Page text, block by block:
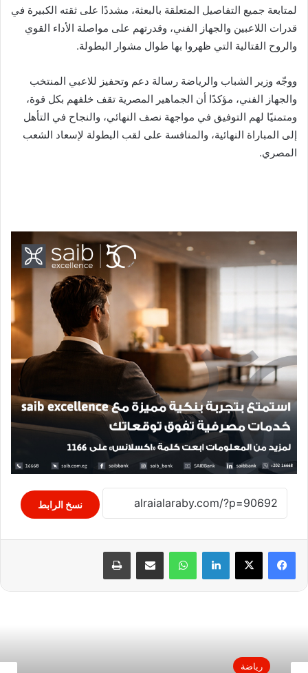
لمتابعة جميع التفاصيل المتعلقة بالبعثة، مشددًا على ثقته الكبيرة في
قدرات اللاعبين والجهاز الفني، وقدرتهم على مواصلة الأداء القوي
والروح القتالية التي ظهروا بها طوال مشوار البطولة.
ووجّه وزير الشباب والرياضة رسالة دعم وتحفيز للاعبي المنتخب
والجهاز الفني، مؤكدًا أن الجماهير المصرية تقف خلفهم بكل قوة،
ومتمنيًا لهم التوفيق في مواجهة نصف النهائي، والنجاح في التأهل
إلى المباراة النهائية، والمنافسة على لقب البطولة لإسعاد الشعب
المصري.
نسخ الرابط
لينكدإن واتساب مشاركة عبر البريد طباعة